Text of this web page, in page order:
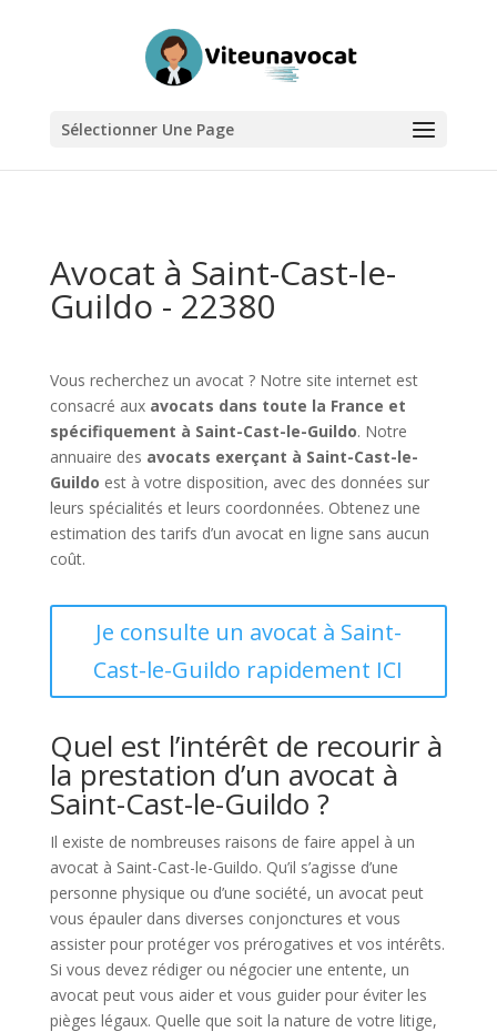
Sélectionner Une Page
Avocat à Saint-Cast-le-
Guildo - 22380
Vous recherchez un avocat ? Notre site internet est
consacré aux avocats dans toute la France et
spécifiquement à Saint-Cast-le-Guildo. Notre
annuaire des avocats exerçant à Saint-Cast-le-
Guildo est à votre disposition, avec des données sur
leurs spécialités et leurs coordonnées. Obtenez une
estimation des tarifs d’un avocat en ligne sans aucun
coût.
Je consulte un avocat à Saint-
Cast-le-Guildo rapidement ICI
Quel est l’intérêt de recourir à
la prestation d’un avocat à
Saint-Cast-le-Guildo ?
Il existe de nombreuses raisons de faire appel à un
avocat à Saint-Cast-le-Guildo. Qu’il s’agisse d’une
personne physique ou d’une société, un avocat peut
vous épauler dans diverses conjonctures et vous
assister pour protéger vos prérogatives et vos intérêts.
Si vous devez rédiger ou négocier une entente, un
avocat peut vous aider et vous guider pour éviter les
pièges légaux. Quelle que soit la nature de votre litige,